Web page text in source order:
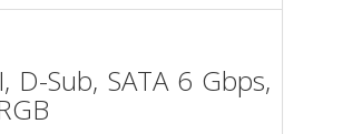
Sub, SATA 6 Gbps,